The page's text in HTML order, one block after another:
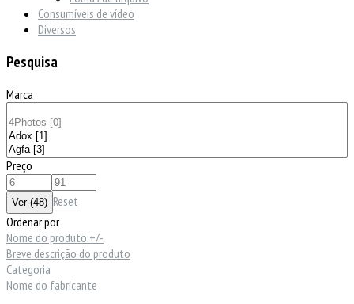
Consumíveis de vídeo
Diversos
Pesquisa
Marca
Preço
Reset
Ordenar por
Nome do produto +/-
Breve descrição do produto
Categoria
Nome do fabricante